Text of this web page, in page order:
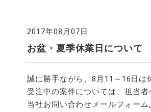
2017年08月07日
お盆・夏季休業日について
誠に勝手ながら、8月11～16日は
受注中の案件については、担当
当社お問い合わせメールフォー